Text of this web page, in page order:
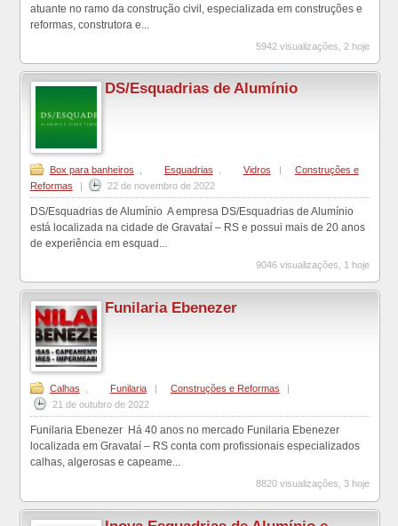
atuante no ramo da construção civil, especializada em construções e
reformas, construtora e...
5942 visualizações, 2 hoje
DS/Esquadrias de Alumínio
Box para banheiros Esquadrias Vidros |
Construções e
Reformas
| 22 de novembro de 2022
DS/Esquadrias de Alumínio A empresa DS/Esquadrias de Alumínio
está localizada na cidade de Gravataí – RS e possui mais de 20 anos
de experiência em esquad...
9046 visualizações, 1 hoje
Funilaria Ebenezer
Calhas , Funilaria Construções e Reformas
21 de outubro de 2022
Funilaria Ebenezer Há 40 anos no mercado Funilaria Ebenezer
localizada em Gravataí – RS conta com profissionais especializados
calhas, algerosas e capeame...
8820 visualizações, 3 hoje